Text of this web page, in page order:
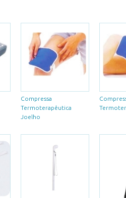
Compressa
Termoterapêutica
Joelho